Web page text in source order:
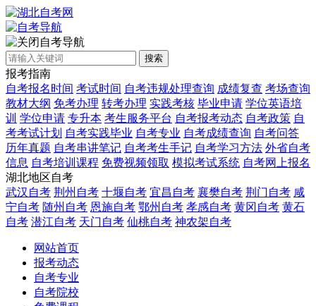
自考导航
搜索
报考指南
自考报名时间 考试时间 自考违规处理查询 成绩复查 考场查询
教材大纲 免考办理 转考办理 实践考核 毕业申请 学位英语培
训 学位申请 专升本 考生服务平台 自考报考动态 自考政策 自
考考试计划 自考实践毕业 自考专业 自考成绩查询 自考问答
历年真题 自考串讲笔记 自考考生手记 自考学习方法 外省自考
信息 自考培训课程 免费视频领取 模拟考试系统 自考网上报名
湖北地区自考
武汉自考 荆州自考 十堰自考 宜昌自考 襄樊自考 荆门自考 咸
宁自考 随州自考 恩施自考 鄂州自考 孝感自考 黄冈自考 黄石
自考 潜江自考 天门自考 仙桃自考 神农架自考
网站首页
报考动态
自考专业
自考院校